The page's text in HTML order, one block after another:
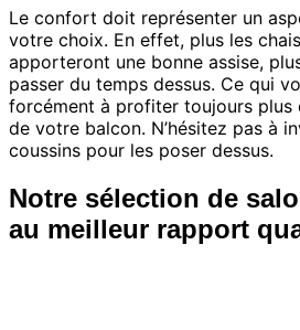
Le confort doit représenter un
votre choix. En effet, plus les
apporteront une bonne assise,
passer du temps dessus. Ce qui
forcément à profiter toujours plus
de votre balcon. N’hésitez pas à
coussins pour les poser dessus.
Notre sélection de
au meilleur rapport